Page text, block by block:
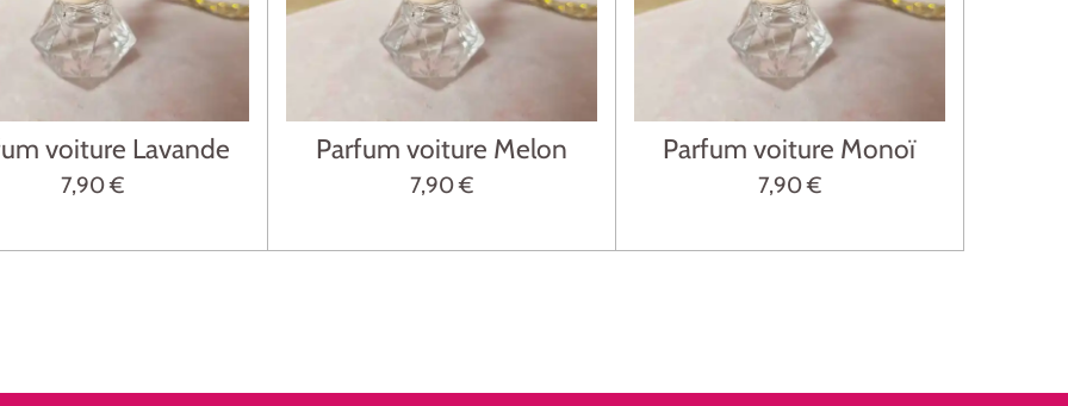
voiture Lavande
7,90 €
Parfum voiture Melon
7,90 €
Parfum voiture Monoï
7,90 €